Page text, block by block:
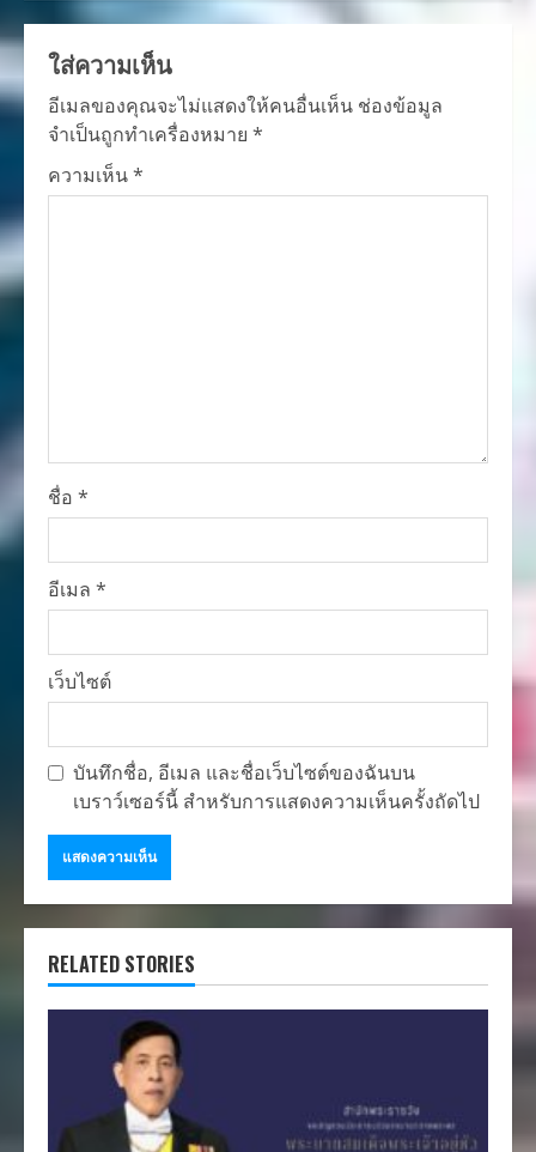
ใส่ความเห็น
อีเมลของคุณจะไม่แสดงให้คนอื่นเห็น ช่องข้อมูล
จำเป็นถูกทำเครื่องหมาย *
ความเห็น*
ชื่อ *
อีเมล *
เว็บไซต์
บันทึกชื่อ, อีเมล และชื่อเว็บไซต์ของฉันบน
เบราว์เซอร์นี้ สำหรับการแสดงความเห็นครั้งถัดไป
RELATED STORIES